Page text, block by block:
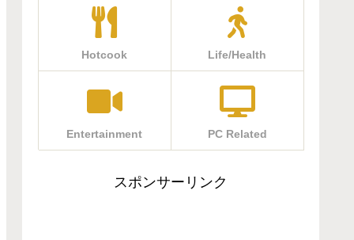
Hotcook Life/Health
Entertainment PC Related
スポンサーリンク